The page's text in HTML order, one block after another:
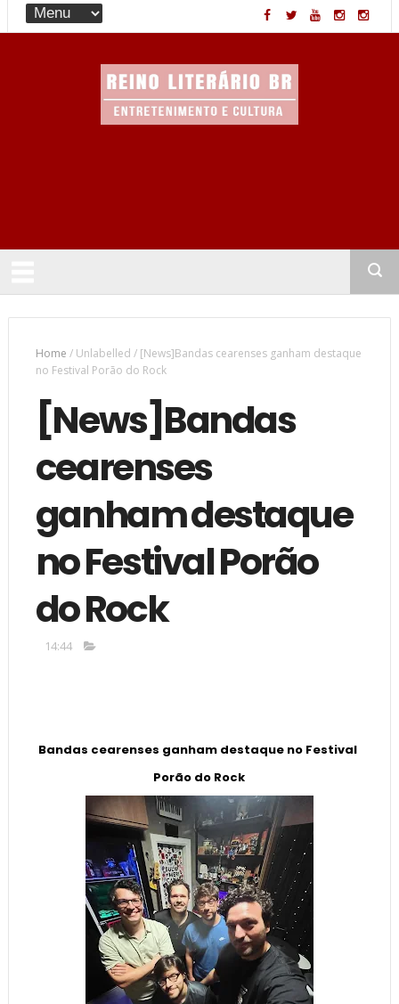
Home /Unlabelled / [News]Bandas cearenses ganham destaque
no Festival Porão do Rock
[News]Bandas
cearenses
ganham destaque
no Festival Porão
do Rock
14:44
Bandas cearenses ganham destaque no Festival
Porão do Rock